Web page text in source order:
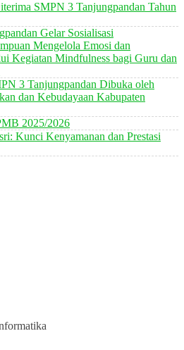
SMPN 3 Tanjungpandan Tahun
Gelar Sosialisasi
Mengelola Emosi dan
Kegiatan Mindfulness bagi Guru dan
3 Tanjungpandan Dibuka oleh
dan Kebudayaan Kabupaten
2025/2026
Kunci Kenyamanan dan Prestasi